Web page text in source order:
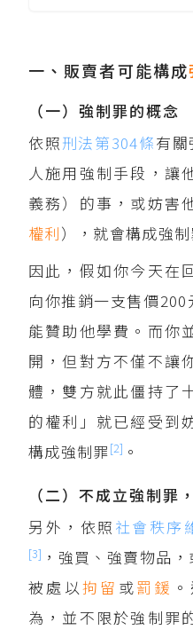
一、販賣者可能構成
（一）強制罪的概念
依照刑法第304條有
人施用強制手段，讓
義務）的事，或妨害
權利），就會構成強制
因此，假如你今天在
向你推銷一支售價
能贊助他學費。而你
開，但對方不僅不讓
體，雙方就此僵持了
的權利」就已經受到
構成強制罪[2] 。
（二）不成立強制罪
另外，依照 社會秩序
[3] ，強買、強賣物品
被處以拘留 或罰鍰
為，並不限於強制罪